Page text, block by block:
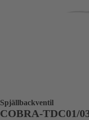
Spjällbackventil
COBRA-TDC01/